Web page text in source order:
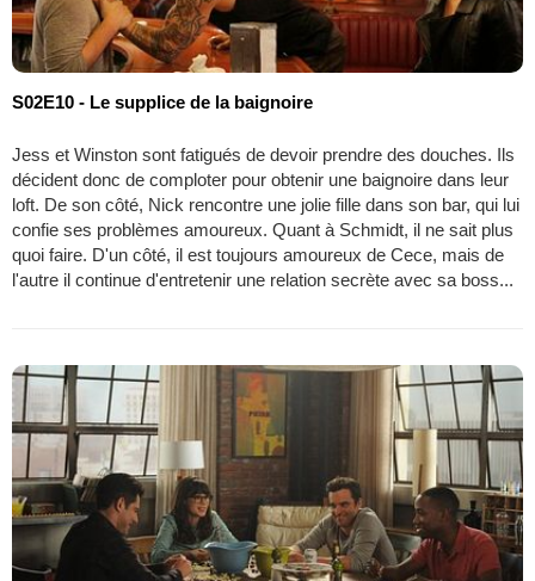
S02E10 - Le supplice de la baignoire
Jess et Winston sont fatigués de devoir prendre des douches. Ils
décident donc de comploter pour obtenir une baignoire dans leur
loft. De son côté, Nick rencontre une jolie fille dans son bar, qui lui
confie ses problèmes amoureux. Quant à Schmidt, il ne sait plus
quoi faire. D'un côté, il est toujours amoureux de Cece, mais de
l'autre il continue d'entretenir une relation secrète avec sa boss...